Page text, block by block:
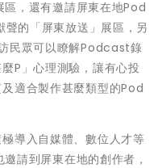
，還有邀請屏東在地Pod
的「屏東放送」展區，另
民眾可以瞭解Podcast錄
P」心理測驗，讓有心投
適合製作甚麼類型的Pod
導入自媒體、數位人才等
請到屏東在地的創作者，